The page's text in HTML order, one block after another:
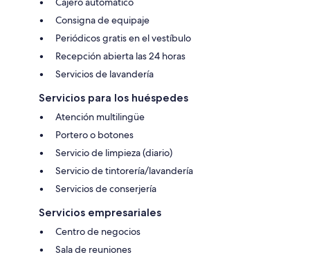
Consigna de equipaje
Periódicos gratis en el vestíbulo
Recepción abierta las 24 horas
Servicios de lavandería
Servicios para los huéspedes
Atención multilingüe
Portero o botones
Servicio de limpieza (diario)
Servicio de tintorería/lavandería
Servicios de conserjería
Servicios empresariales
Centro de negocios
Sala de reuniones